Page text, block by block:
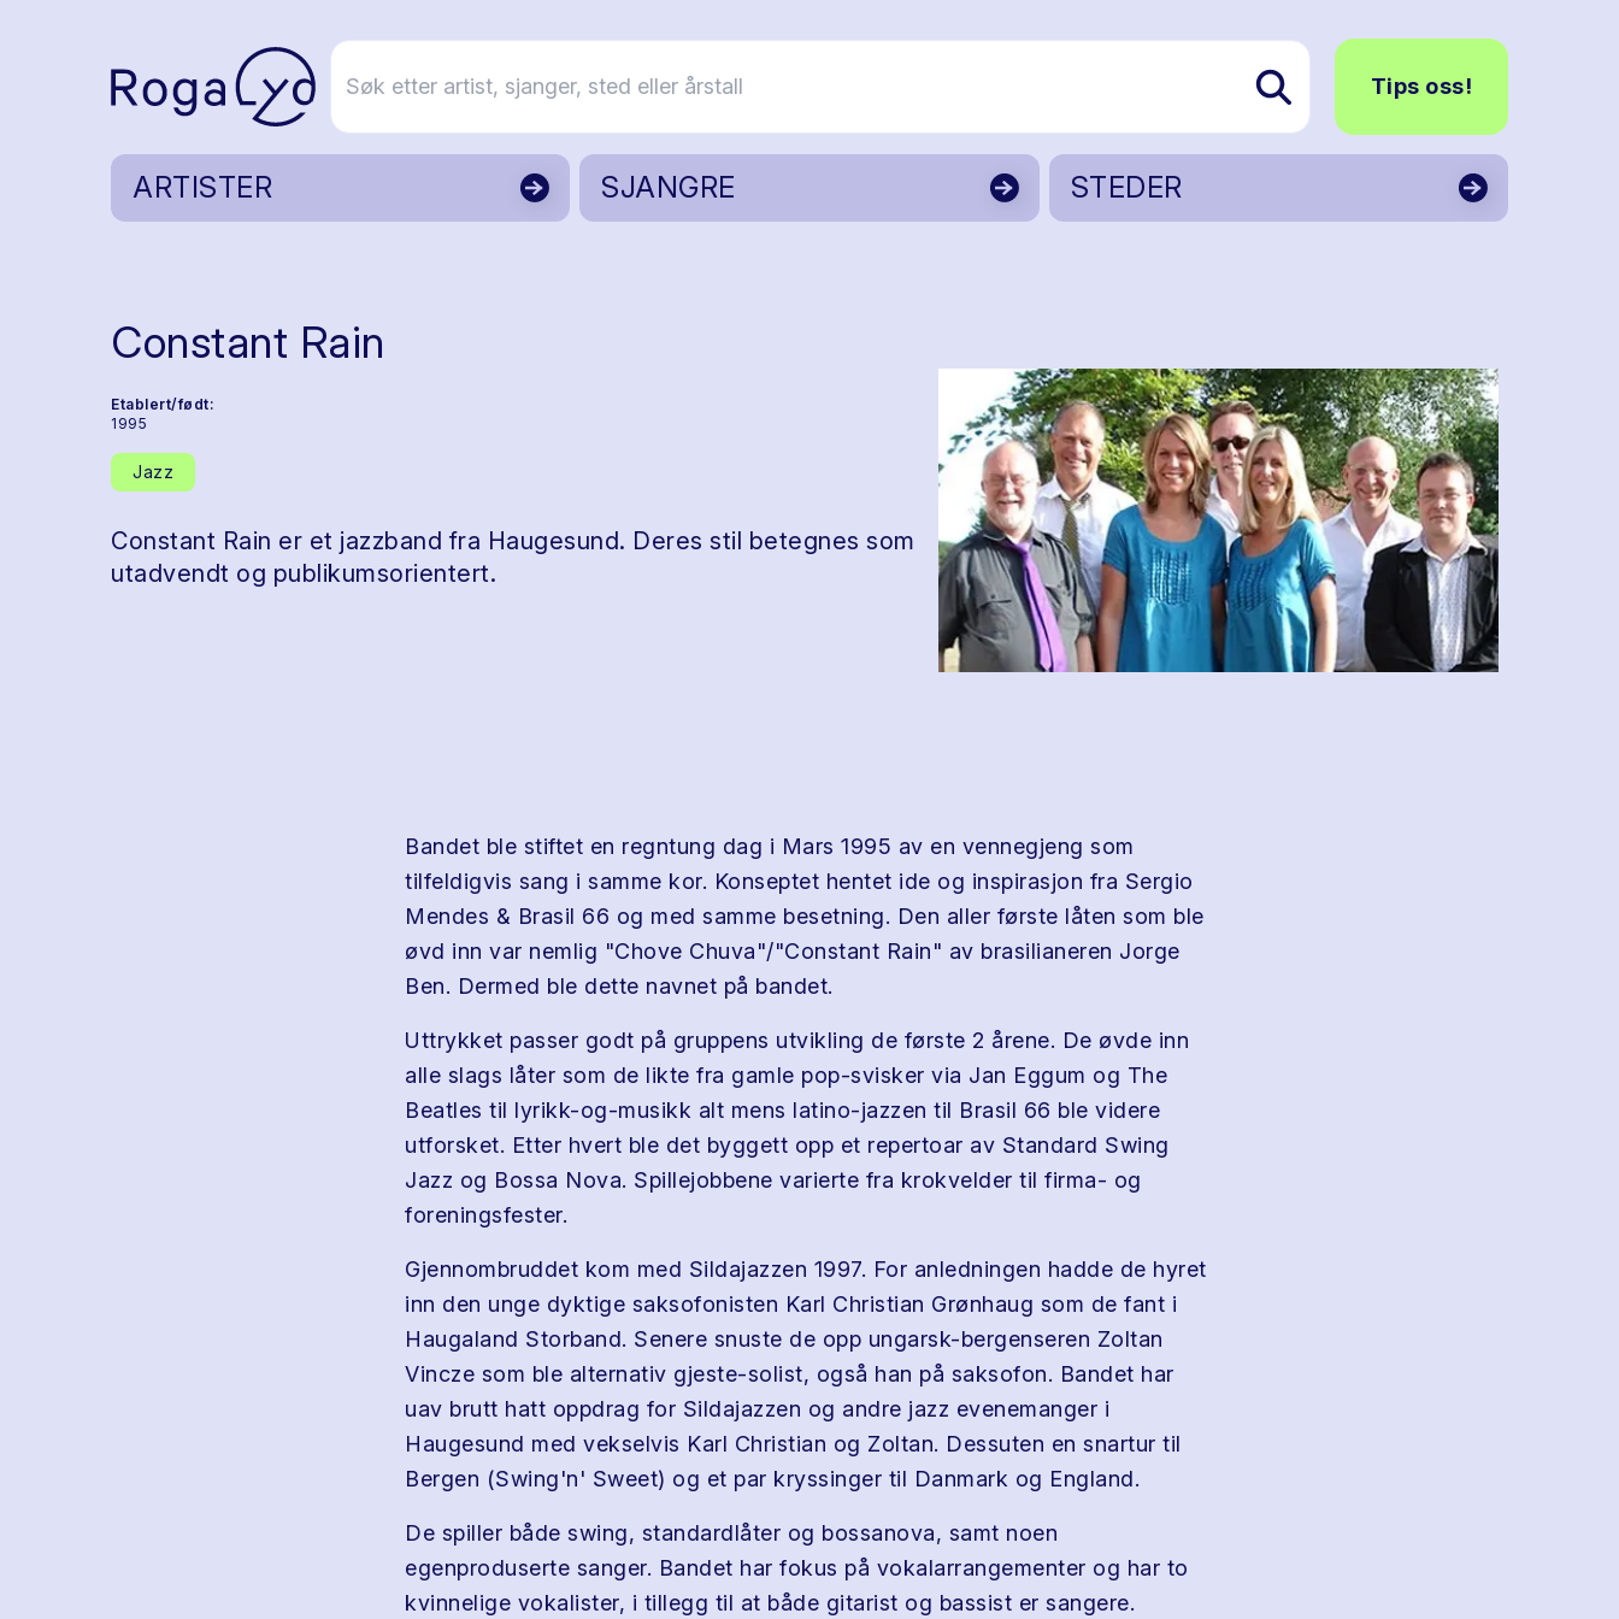
Tips oss!
ARTISTER SJANGRE STEDER
Constant Rain
Etablert/født:
1995
Jazz
Constant Rain er et jazzband fra Haugesund. Deres stil betegnes som
utadvendt og publikumsorientert.
Bandet ble stiftet en regntung dag i Mars 1995 av en vennegjeng som
tilfeldigvis sang i samme kor. Konseptet hentet ide og inspirasjon fra Sergio
Mendes & Brasil 66 og med samme besetning. Den aller første låten som ble
øvd inn var nemlig "Chove Chuva"/"Constant Rain" av brasilianeren Jorge
Ben. Dermed ble dette navnet på bandet.
Uttrykket passer godt på gruppens utvikling de første 2 årene. De øvde inn
alle slags låter som de likte fra gamle pop-svisker via Jan Eggum og The
Beatles til lyrikk-og-musikk alt mens latino-jazzen til Brasil 66 ble videre
utforsket. Etter hvert ble det byggett opp et repertoar av Standard Swing
Jazz og Bossa Nova. Spillejobbene varierte fra krokvelder til firma- og
foreningsfester.
Gjennombruddet kom med Sildajazzen 1997. For anledningen hadde de hyret
inn den unge dyktige saksofonisten Karl Christian Grønhaug som de fant i
Haugaland Storband. Senere snuste de opp ungarsk-bergenseren Zoltan
Vincze som ble alternativ gjeste-solist, også han på saksofon. Bandet har
uav brutt hatt oppdrag for Sildajazzen og andre jazz evenemanger i
Haugesund med vekselvis Karl Christian og Zoltan. Dessuten en snartur til
Bergen (Swing'n' Sweet) og et par kryssinger til Danmark og England.
De spiller både swing, standardlåter og bossanova, samt noen
egenproduserte sanger. Bandet har fokus på vokalarrangementer og har to
kvinnelige vokalister, i tillegg til at både gitarist og bassist er sangere.